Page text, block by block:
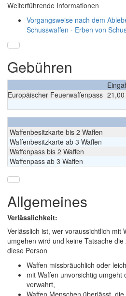
Weiterführende Informationen
Vorgangsweise nach dem
Schusswaffen - Erben von
Gebühren
Europäischer Feuerwaffenpass
Waffenbesitzkarte bis 2 Waffen
Waffenbesitzkarte ab 3 Waffen
Waffenpass bis 2 Waffen
Waffenpass ab 3 Waffen
Allgemeines
Verlässlichkeit:
Verlässlich ist, wer voraussichtlich mit
umgehen wird und keine Tatsache
diese Person
Waffen missbräuchlich oder
mit Waffen unvorsichtig
verwahrt,
Waffen Menschen überlässt,